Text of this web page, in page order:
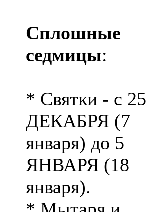
Сплошные
седмицы:
* Святки - с 25
ДЕКАБРЯ (7
января) до 5
ЯНВАРЯ (18
января).